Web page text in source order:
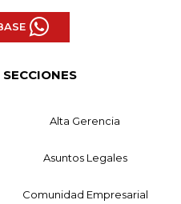
Alta Gerencia
Asuntos Legales
Comunidad Empresarial